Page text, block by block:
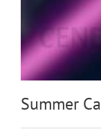
Summer